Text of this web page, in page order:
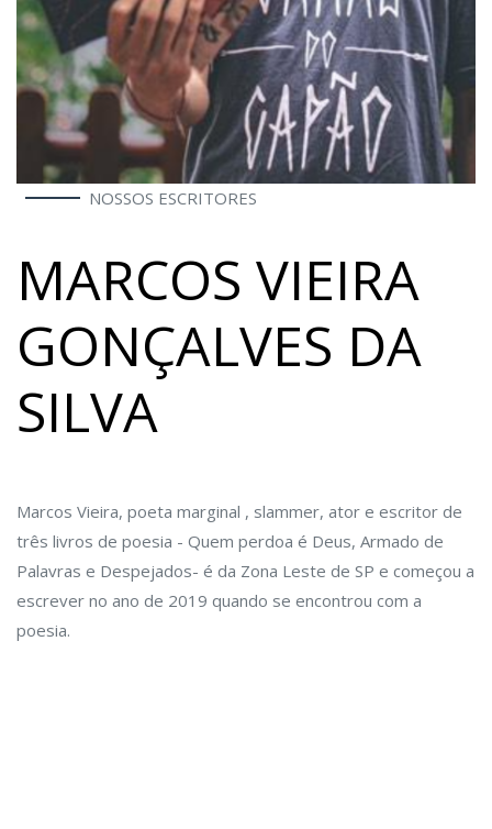
NOSSOS ESCRITORES
MARCOS VIEIRA
GONÇALVES DA
SILVA
Marcos Vieira, poeta marginal , slammer, ator e escritor de
três livros de poesia - Quem perdoa é Deus, Armado de
Palavras e Despejados- é da Zona Leste de SP e começou a
escrever no ano de 2019 quando se encontrou com a
poesia.